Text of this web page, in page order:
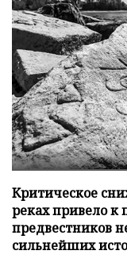
Критическое
реках привело к
предвестников
сильнейших